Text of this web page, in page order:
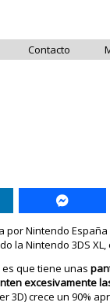
Contacto
por Nintendo
la Nintendo 3DS
es que tiene unas
excesivamente
3D) crece un 90%